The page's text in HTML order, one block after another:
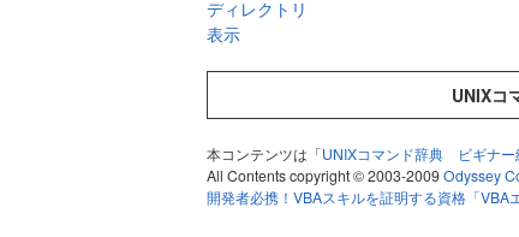
ディレクトリ
表示
UNIXコ
本コンテンツは「UNIXコマンド辞典 ビギナー
All Contents copyright © 2003-2009Odyssey
開発者必携！VBAスキルを証明する資格「VBA